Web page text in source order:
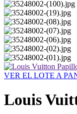
VER EL LOTE A
Louis